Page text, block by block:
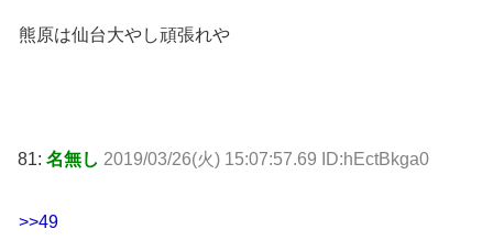
熊原は仙台大やし頑張れや
81: 名無し 2019/03/26(火) 15:07:57.69 ID:hEctBkga0
>>49